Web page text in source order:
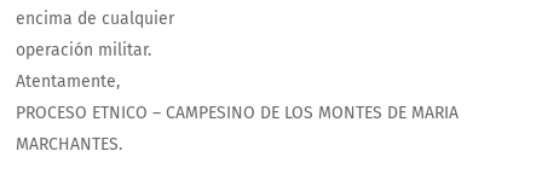
encima de cualquier
operación militar.
Atentamente,
PROCESO ETNICO – CAMPESINO DE LOS MONTES DE MARIA
MARCHANTES.